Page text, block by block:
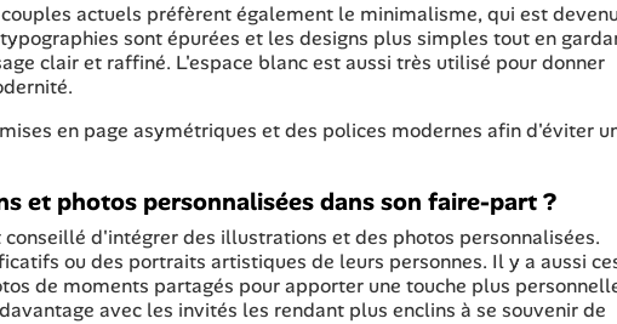
actuels préfèrent également le minimalisme, qui est
sont épurées et les designs plus simples tout en
clair et raffiné. L'espace blanc est aussi très utilisé pour donner
en page asymétriques et des polices modernes afin d'éviter
et photos personnalisées dans son faire-part ?
d'intégrer des illustrations et des photos personnalisées.
ou des portraits artistiques de leurs personnes. Il y a aussi
de moments partagés pour apporter une touche plus
avec les invités les rendant plus enclins à se souvenir de